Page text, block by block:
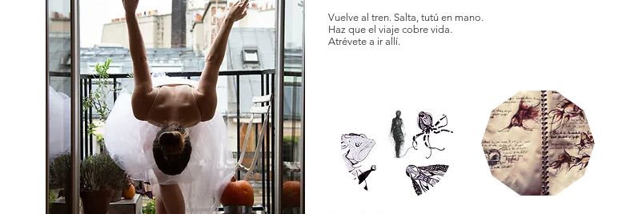
Vuelve al tren. Salta, tutú en mano.
Haz que el viaje cobre vida.
Atrévete a ir allí.